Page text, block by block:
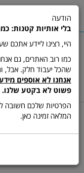
שרות
תפריט
דף בית מדפסות מדפסת
מדפסת
הודעה
בלי אותיות קטנות:
היי, רצינו ליידע אתכם
שהכל יעבוד חלק. אבל,
אנחנו לא אוספים
פשוט לא בקטע שלנו.
הפרטיות שלכם חשובה
המלאה זמינה כאן.